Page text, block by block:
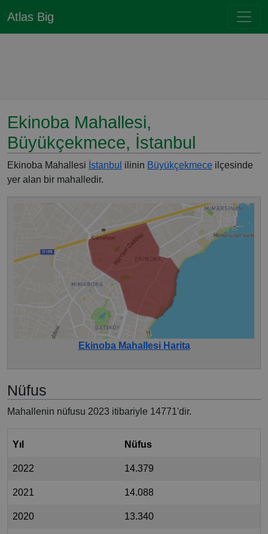
Atlas Big
Ekinoba Mahallesi,
Büyükçekmece, İstanbul
Ekinoba Mahallesi İstanbul ilinin Büyükçekmece ilçesinde
yer alan bir mahalledir.
Ekinoba Mahallesi Harita
Nüfus
Mahallenin nüfusu 2023 itibariyle 14771'dir.
Yıl Nüfus
2022 14.379
2021 14.088
2020 13.340